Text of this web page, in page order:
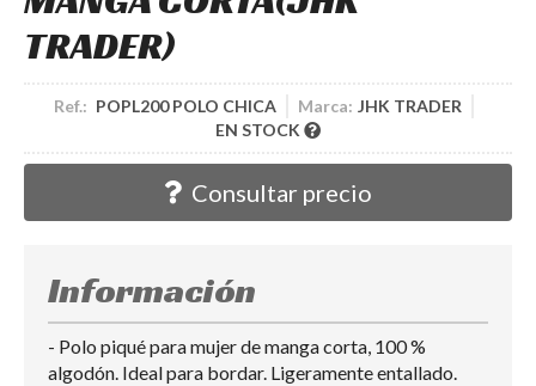
TRADER)
Ref.: POPL200 POLO CHICA Marca: JHK TRADER
EN STOCK
Consultar precio
Información
- Polo piqué para mujer de manga corta, 100 %
algodón. Ideal para bordar. Ligeramente entallado.